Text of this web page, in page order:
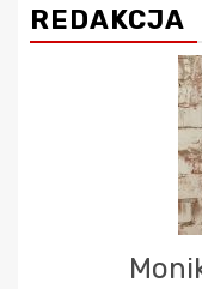
REDAKCJA